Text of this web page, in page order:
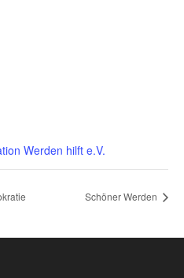
Werden hilft e.V.
Schöner Werden